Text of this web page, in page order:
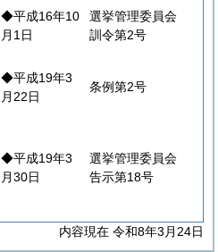
◆平成16年10
月1日
選挙管理委員会
訓令第2号
◆平成19年3
月22日
条例第2号
◆平成19年3
月30日
選挙管理委員会
告示第18号
内容現在 令和8年3月24日